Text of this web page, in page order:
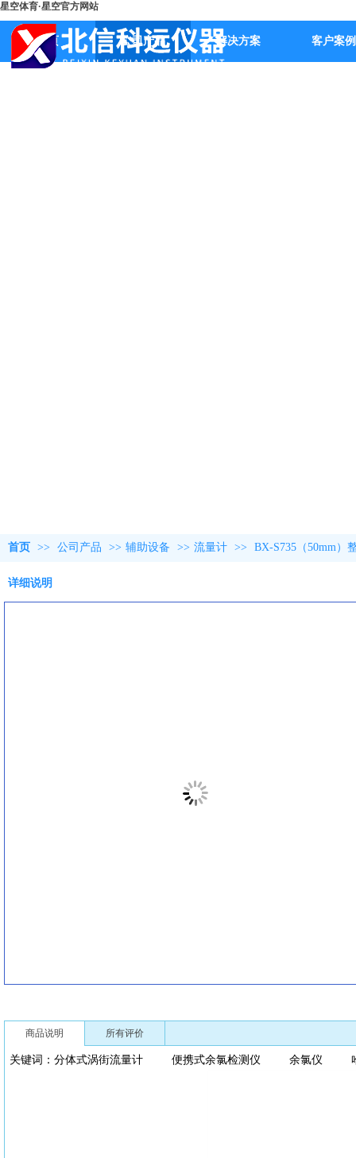
星空体育·星空官方网站
首页 公司产品 解决方案 客户案例
首页 >> 公司产品 >> 辅助设备 >> 流量计 >> BX-S735（50mm）
详细说明
商品说明 所有评价
关键词：分体式涡街流量计 便携式余氯检测仪 余氯仪 哈